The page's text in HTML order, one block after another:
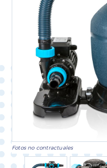
Fotos no contractuales